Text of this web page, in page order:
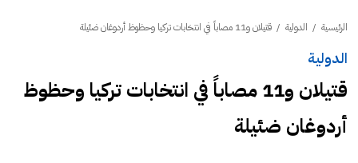
الرئيسية / الدولية / قتيلان و11 مصاباً في انتخابات تركيا وحظوظ أردوغان ضئيلة
الدولية
قتيلان و11 مصاباً في انتخابات تركيا وحظوظ
أردوغان ضئيلة